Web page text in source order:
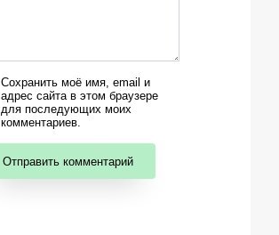
Сохранить моё имя, email и
адрес сайта в этом браузере
для последующих моих
комментариев.